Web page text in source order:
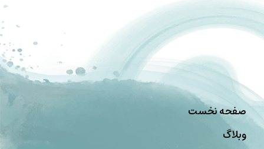
صفحه نخست
وبلاگ